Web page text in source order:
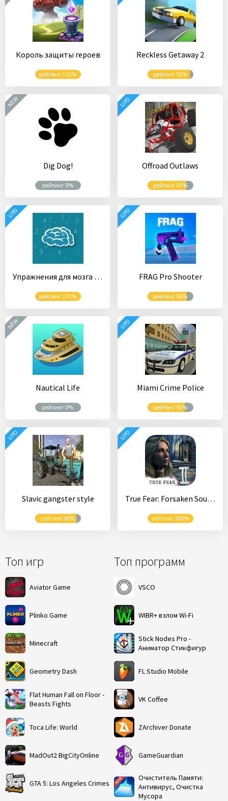
Топ игр
Aviator Game
Plinko Game
Minecraft
Geometry Dash
Flat Human Fall on Floor -
Beasts Fights
Toca Life: World
MadOut2 BigCityOnline
GTA 5: Los Angeles Crimes
Топ программ
VSCO
WIBR+ взлом Wi-Fi
Stick Nodes Pro -
Аниматор Стикфигур
FL Studio Mobile
VK Coffee
ZArchiver Donate
GameGuardian
Очиститель Памяти:
Антивирус, Очистка
Мусора
Король защиты героев
рейтинг 100%
Reckless Getaway 2
рейтинг 93%
Dig Dog!
рейтинг 0%
NEW
Offroad Outlaws
рейтинг 85%
UPD
Упражнения для мозга - математические задачи, пазл
рейтинг 100%
UPD
FRAG Pro Shooter
рейтинг 86%
UPD
Nautical Life
рейтинг 0%
NEW
Miami Crime Police
рейтинг 82%
UPD
Slavic gangster style
рейтинг 90%
UPD
True Fear: Forsaken Souls Часть 2
рейтинг 100%
UPD